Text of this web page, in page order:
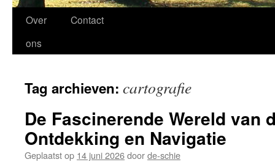
Spring
naar
inhoud
Over
ons
Contact
Tag archieven: cartografie
De Fascinerende Wereld van
Ontdekking en Navigatie
Geplaatst op 14 juni 2026doorde-schie